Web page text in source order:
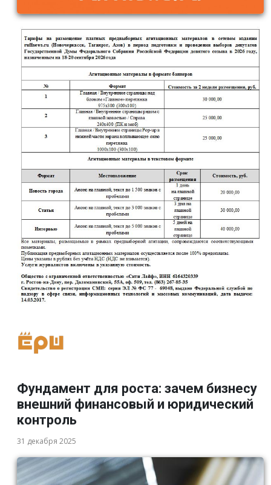
Фундамент для роста: зачем бизнесу
внешний финансовый и юридический
контроль
31 декабря 2025